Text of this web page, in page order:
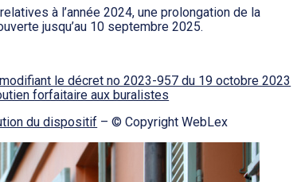
à l’année 2024, une prolongation de la
jusqu’au 10 septembre 2025.
le décret no 2023-957 du 19 octobre 2023
forfaitaire aux buralistes
du dispositif – © Copyright WebLex